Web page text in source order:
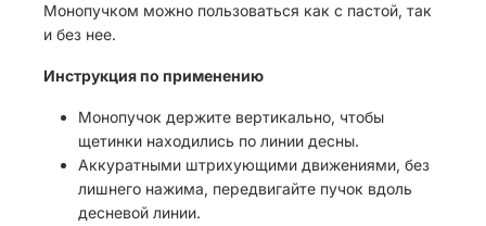
Монопучком можно пользоваться как с пастой, так
и без нее.
Инструкция по применению
Монопучок держите вертикально, чтобы
щетинки находились по линии десны.
Аккуратными штрихующими движениями, без
лишнего нажима, передвигайте пучок вдоль
десневой линии.